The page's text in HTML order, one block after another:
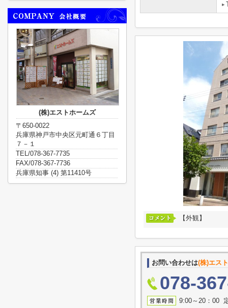
【外観】
お問い合わせは(株)エス
078-
9:00～20：00
(株)エストホームズ
〒650-0022
兵庫県神戸市中央区元町通６丁目
７－１
TEL/078-367-7735
FAX/078-367-7736
兵庫県知事 (4) 第11410号